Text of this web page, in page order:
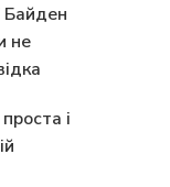
Байден
не
і